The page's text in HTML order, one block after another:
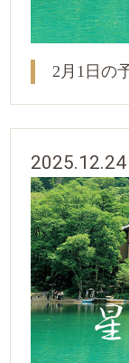
2月1日の
2025.12.24